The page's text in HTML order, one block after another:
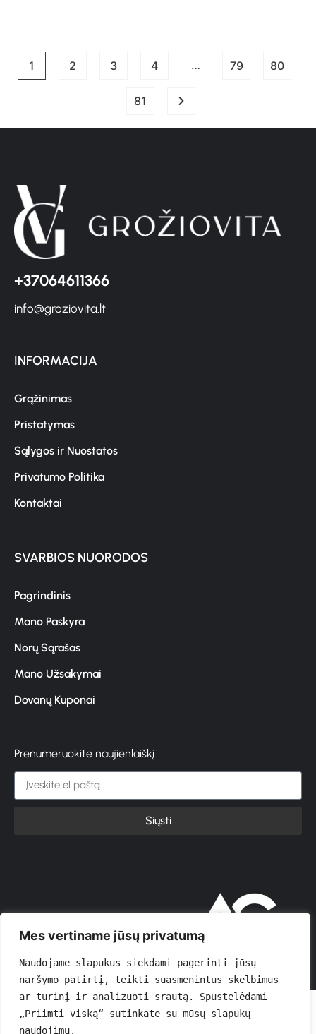
Mes vertiname jūsų privatumą
Naudojame slapukus siekdami pagerinti jūsų
naršymo patirtį, teikti suasmenintus skelbimus
ar turinį ir analizuoti srautą. Spustelėdami
„Priimti viską“ sutinkate su mūsų slapukų
naudojimu.
1 2 3 4 … 79 80
81
+37064611366
info@groziovita.lt
INFORMACIJA
Grąžinimas
Pristatymas
Sąlygos ir Nuostatos
Privatumo Politika
Kontaktai
SVARBIOS NUORODOS
Pagrindinis
Mano Paskyra
Norų Sąrašas
Mano Užsakymai
Dovanų Kuponai
Prenumeruokite naujienlaiškį
Siųsti
© 2026 GROŽIOVITA